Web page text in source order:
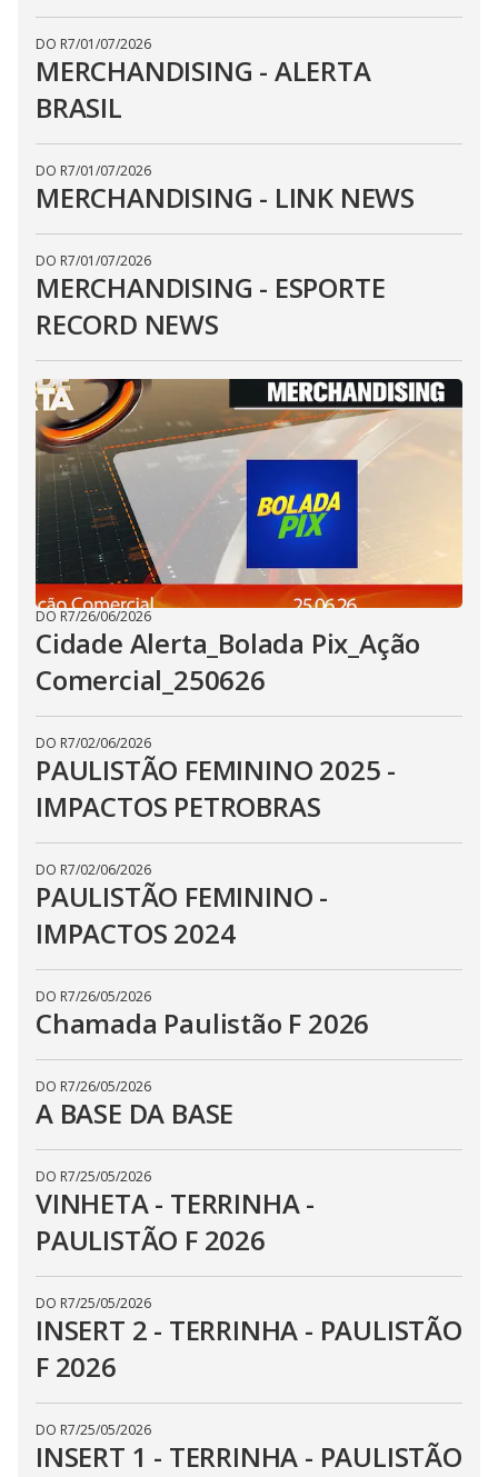
DO R7/01/07/2026
MERCHANDISING - ALERTA
BRASIL
DO R7/01/07/2026
MERCHANDISING - LINK NEWS
DO R7/01/07/2026
MERCHANDISING - ESPORTE
RECORD NEWS
DO R7/26/06/2026
Cidade Alerta_Bolada Pix_Ação
Comercial_250626
DO R7/02/06/2026
PAULISTÃO FEMININO 2025 -
IMPACTOS PETROBRAS
DO R7/02/06/2026
PAULISTÃO FEMININO -
IMPACTOS 2024
DO R7/26/05/2026
Chamada Paulistão F 2026
DO R7/26/05/2026
A BASE DA BASE
DO R7/25/05/2026
VINHETA - TERRINHA -
PAULISTÃO F 2026
DO R7/25/05/2026
INSERT 2 - TERRINHA - PAULISTÃO
F 2026
DO R7/25/05/2026
INSERT 1 - TERRINHA - PAULISTÃO